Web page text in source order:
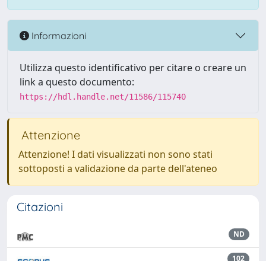
Informazioni
Utilizza questo identificativo per citare o creare un
link a questo documento:
https://hdl.handle.net/11586/115740
Attenzione
Attenzione! I dati visualizzati non sono stati
sottoposti a validazione da parte dell'ateneo
Citazioni
ND
102